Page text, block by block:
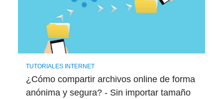
TUTORIALES INTERNET
¿Cómo compartir archivos online de forma
anónima y segura? - Sin importar tamaño